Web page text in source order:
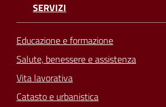
SERVIZI
Educazione e formazione
Salute, benessere e assistenza
Vita lavorativa
Catasto e urbanistica